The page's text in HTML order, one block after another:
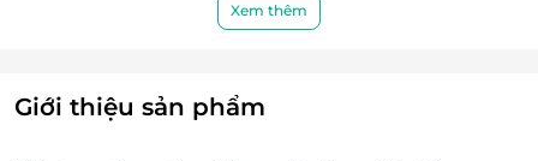
Miễn phí Trà và cà phê trong phòng
Giá trên đã bao gồm phí phục vụ và thuế
Xem thêm
Giới thiệu sản phẩm